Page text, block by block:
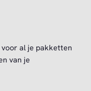
al je pakketten
van je